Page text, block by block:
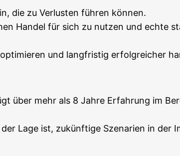
die zu Ver­lus­ten füh­ren können.
Han­del für sich zu nut­zen und ech­te
und lang­fris­tig erfolg­rei­cher
über mehr als 8 Jah­re Erfah­rung im
Lage ist, zukünf­ti­ge Sze­na­ri­en in der